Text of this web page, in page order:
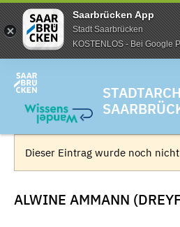
Saarbrücken App
Stadt Saarbrücken
KOSTENLOS - Bei Google
Dieser Eintrag wurde noch
ALWINE AMMANN